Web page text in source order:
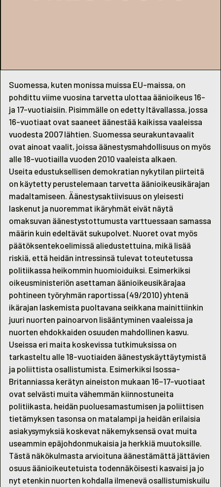
Suomessa, kuten monissa muissa EU-maissa, on
pohdittu viime vuosina tarvetta ulottaa äänioikeus 16-
ja 17-vuotiaisiin. Pisimmälle on edetty Itävallassa, jossa
16-vuotiaat ovat saaneet äänestää kaikissa vaaleissa
vuodesta 2007 lähtien. Suomessa seurakuntavaalit
ovat ainoat vaalit, joissa äänestysmahdollisuus on myös
alle 18-vuotiailla vuoden 2010 vaaleista alkaen.
Useita edustuksellisen demokratian nykytilan piirteitä
on käytetty perustelemaan tarvetta äänioikeusikärajan
madaltamiseen. Äänestysaktiivisuus on yleisesti
laskenut ja nuoremmat ikäryhmät eivät näytä
omaksuvan äänestystottumusta varttuessaan samassa
määrin kuin edeltävät sukupolvet. Nuoret ovat myös
päätöksentekoelimissä aliedustettuina, mikä lisää
riskiä, että heidän intressinsä tulevat toteutetussa
politiikassa heikommin huomioiduiksi. Esimerkiksi
oikeusministeriön asettaman äänioikeusikärajaa
pohtineen työryhmän raportissa (49/2010) yhtenä
ikärajan laskemista puoltavana seikkana mainittiinkin
juuri nuorten painoarvon lisääntyminen vaaleissa ja
nuorten ehdokkaiden osuuden mahdollinen kasvu.
Useissa eri maita koskevissa tutkimuksissa on
tarkasteltu alle 18-vuotiaiden äänestyskäyttäytymistä
ja poliittista osallistumista. Esimerkiksi Isossa-
Britanniassa kerätyn aineiston mukaan 16–17-vuotiaat
ovat selvästi muita vähemmän kiinnostuneita
politiikasta, heidän puoluesamastumisen ja poliittisen
tietämyksen tasonsa on matalampi ja heidän erilaisia
asiakysymyksiä koskevat näkemyksensä ovat muita
useammin epäjohdonmukaisia ja herkkiä muutoksille.
Tästä näkökulmasta arvioituna äänestämättä jättävien
osuus äänioikeutetuista todennäköisesti kasvaisi ja jo
nyt etenkin nuorten kohdalla ilmenevä osallistumiskuilu